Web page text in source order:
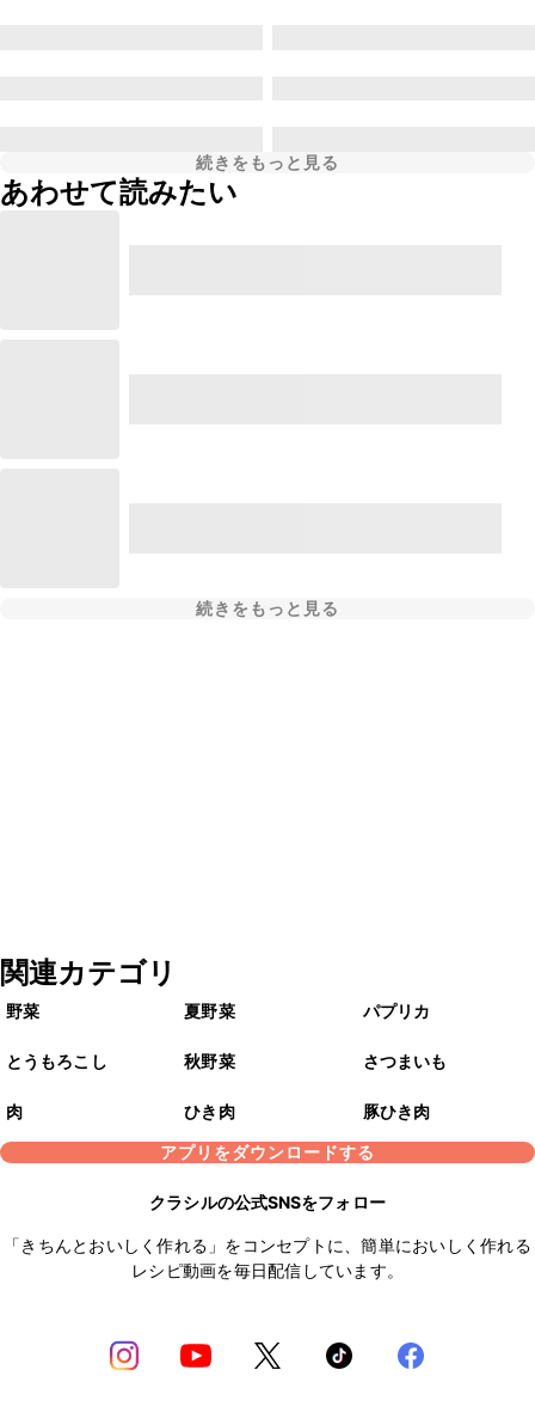
続きをもっと見る
あわせて読みたい
続きをもっと見る
関連カテゴリ
野菜 夏野菜 パプリカ
とうもろこし 秋野菜 さつまいも
肉 ひき肉
豚ひき肉
アプリをダウンロードする
クラシルの公式SNSをフォロー
「きちんとおいしく作れる」をコンセプトに、簡単においしく作れる
レシピ動画を毎日配信しています。